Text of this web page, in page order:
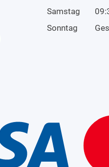
Samstag
Sonntag